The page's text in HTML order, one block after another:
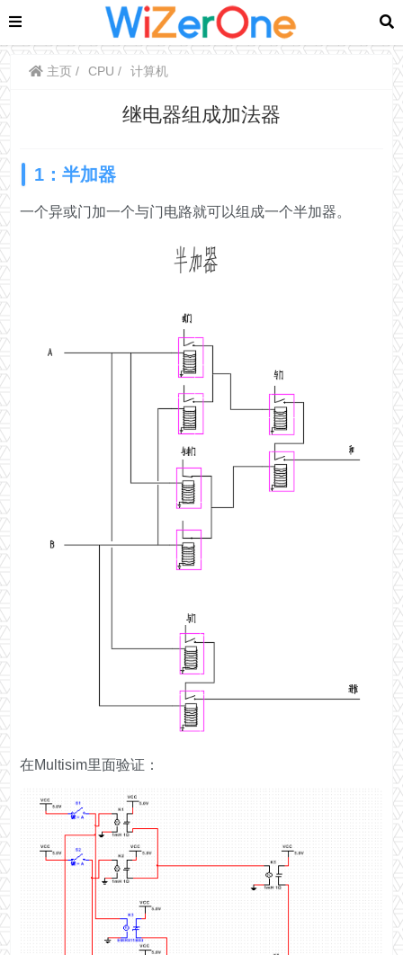
主页 CPU 计算机
继电器组成加法器
1：半加器
一个异或门加一个与门电路就可以组成一个半加器。
在Multisim里面验证：